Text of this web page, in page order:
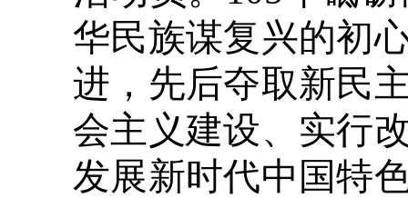
华民族谋复兴的初
进，先后夺取新民
会主义建设、实行
发展新时代中国特